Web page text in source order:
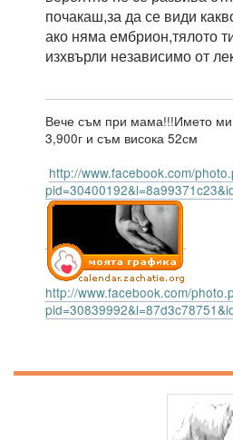
почакаш,за да се види
ако няма ембрион,тялото
изхвърли независимо от
Вече съм при мама!!!Името ми
3,900г и съм висока 52см
http://www.facebook.com/
http://www.facebook.com/